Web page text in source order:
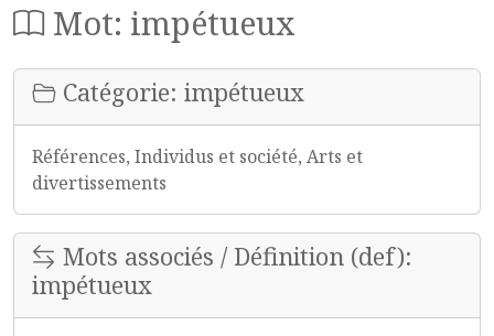
Mot: impétueux
Catégorie: impétueux
Références, Individus et société, Arts et
divertissements
Mots associés / Définition (def):
impétueux